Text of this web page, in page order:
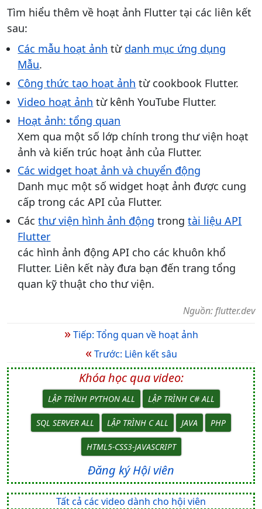
Tìm hiểu thêm về hoạt ảnh Flutter tại các liên kết
sau:
Các mẫu hoạt ảnh từ danh mục ứng dụng
Mẫu.
Công thức tạo hoạt ảnh từ cookbook Flutter.
Video hoạt ảnh từ kênh YouTube Flutter.
Hoạt ảnh: tổng quan
Xem qua một số lớp chính trong thư viện hoạt
ảnh và kiến ​​trúc hoạt ảnh của Flutter.
Các widget hoạt ảnh và chuyển động
Danh mục một số widget hoạt ảnh được cung
cấp trong các API của Flutter.
Cácthư viện hình ảnh động trongtài liệu API
Flutter
các hình ảnh động API cho các khuôn khổ
Flutter. Liên kết này đưa bạn đến trang tổng
quan kỹ thuật cho thư viện.
Nguồn: flutter.dev
»Tiếp: Tổng quan về hoạt ảnh
«Trước: Liên kết sâu
Khóa học qua video:
LẬP TRÌNH PYTHON ALL LẬP TRÌNH C# ALL
SQL SERVER ALL LẬP TRÌNH C ALL JAVA PHP
HTML5-CSS3-JAVASCRIPT
Đăng ký Hội viên
Tất cả các video dành cho hội viên